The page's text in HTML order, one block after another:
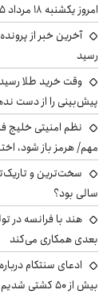
امروز یکشنبه ۱۸ مرداد ۱۴۰۵ +جدول
آخرین خبر از
رسید
وقت خرید طلا
پیش‌بینی را از دست
نظم امنیتی خلیج
مهم/ هرمز باز شود،
سخت‌ترین و
سالی بود؟
هند با فرانسه در
بعدی همکاری می‌کند
ادعای سنتکام
بیش از ۵۰ کشتی شدیم!